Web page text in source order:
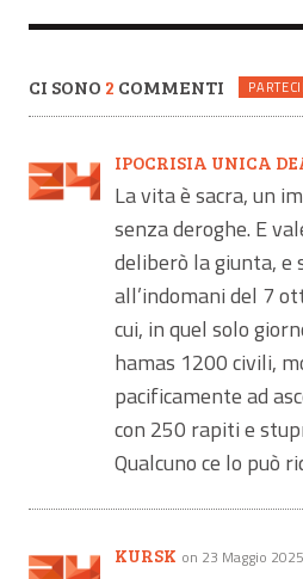
CI SONO 2 COMMENTI
IPOCRISIA UNICA
La vita è sacra, un
senza deroghe. E
deliberò la giunta, e
all’indomani del 7
cui, in quel solo
hamas 1200 civili,
pacificamente ad
con 250 rapiti e
Qualcuno ce lo può
KURSK on 23 Maggio